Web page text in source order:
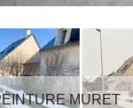
MURET